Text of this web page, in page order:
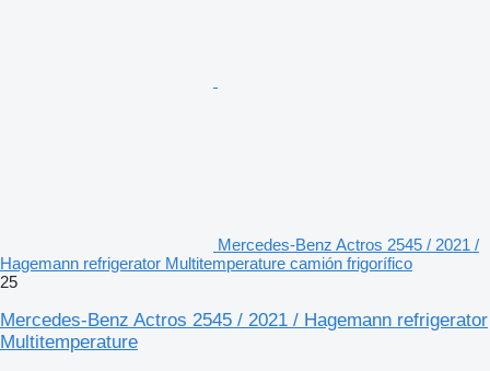
Mercedes-Benz Actros 2545 / 2021 /
Hagemann refrigerator Multitemperature camión frigorífico
25
Mercedes-Benz Actros 2545 / 2021 / Hagemann refrigerator
Multitemperature